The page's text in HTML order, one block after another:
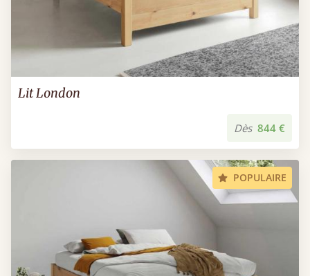
Lit London
Dès 844 €
POPULAIRE